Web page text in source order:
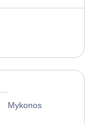
Mykonos